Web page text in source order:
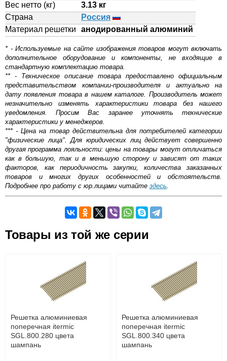
Вес нетто (кг)
3.13 кг
Страна
Россия
Материал решетки
aнодированный алюминий
* - Используемые на сайте изображения товаров могут включать
дополнительное оборудование и компоненты, не входящие в
стандартную комплектацию товара.
** - Техническое описание товара предоставлено официальным
представительством компании-производителя и актуально на
дату появления товара в нашем каталоге. Производитель может
незначительно изменять характеристики товара без нашего
уведомления. Просим Вас заранее уточнять технические
характеристики у менеджеров.
*** - Цена на товар действительна для потребителей категории
"физические лица". Для юридических лиц действует совершенно
другая программа лояльности: цены на товары могут отличаться
как в большую, так и в меньшую сторону и зависят от таких
факторов, как периодичность закупки, количества заказанных
товаров и многих других особенностей и обстоятельств.
Подробнее про работу с юр.лицами читайте здесь.
Оставьте отзыв
Доставка сантехники по Москве и Московской области
Наличный расчёт
Банковской картой на сайте в режиме реального
времени
Банковской картой при получении товара как при
Интернет-деньгами (Yandex-деньги, Web-money,
Qiwi-кошельки и другие).
Безналичный расчёт (возможно и с НДС)
подробнее...
Товары из той же серии
Решетка алюминиевая
поперечная itermic
SGL.800.280 цвета
шампань
Решетка алюминиевая
поперечная itermic
SGL.800.340 цвета
шампань